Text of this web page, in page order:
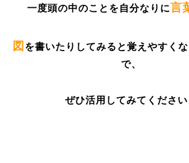
一度頭の中のことを自分なりに言
図 を書いたりしてみると覚えやすく
で、
ぜひ活用してみてください